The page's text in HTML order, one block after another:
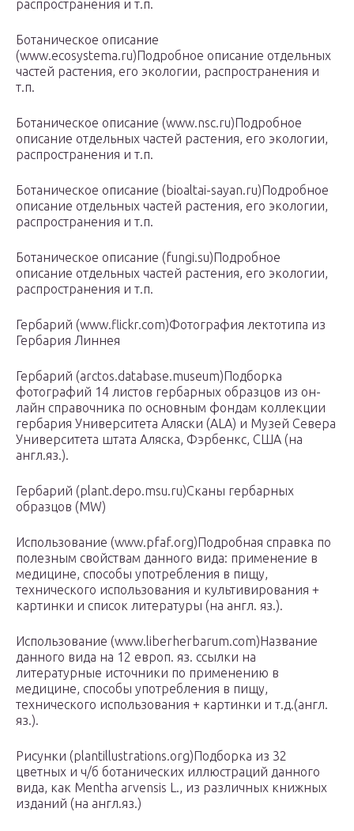
распространения и т.п.
Ботаническое описание
(www.ecosystema.ru)Подробное описание отдельных
частей растения, его экологии, распространения и
т.п.
Ботаническое описание (www.nsc.ru)Подробное
описание отдельных частей растения, его экологии,
распространения и т.п.
Ботаническое описание (bioaltai-sayan.ru)Подробное
описание отдельных частей растения, его экологии,
распространения и т.п.
Ботаническое описание (fungi.su)Подробное
описание отдельных частей растения, его экологии,
распространения и т.п.
Гербарий (www.flickr.com)Фотография лектотипа из
Гербария Линнея
Гербарий (arctos.database.museum)Подборка
фотографий 14 листов гербарных образцов из он-
лайн справочника по основным фондам коллекции
гербария Университета Аляски (ALA) и Музей Севера
Университета штата Аляска, Фэрбенкс, США (на
англ.яз.).
Гербарий (plant.depo.msu.ru)Сканы гербарных
образцов (MW)
Использование (www.pfaf.org)Подробная справка по
полезным свойствам данного вида: применение в
медицине, способы употребления в пищу,
технического использования и культивирования +
картинки и список литературы (на англ. яз.).
Использование (www.liberherbarum.com)Название
данного вида на 12 европ. яз. ссылки на
литературные источники по применению в
медицине, способы употребления в пищу,
технического использования + картинки и т.д.(англ.
яз.).
Рисунки (plantillustrations.org)Подборка из 32
цветных и ч/б ботанических иллюстраций данного
вида, как Mentha arvensis L., из различных книжных
изданий (на англ.яз.)